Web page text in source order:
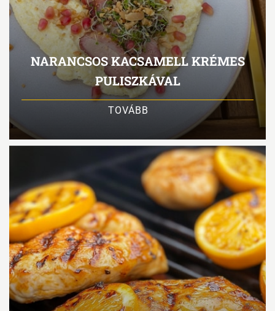
NARANCSOS KACSAMELL KRÉMES
PULISZKÁVAL
TOVÁBB